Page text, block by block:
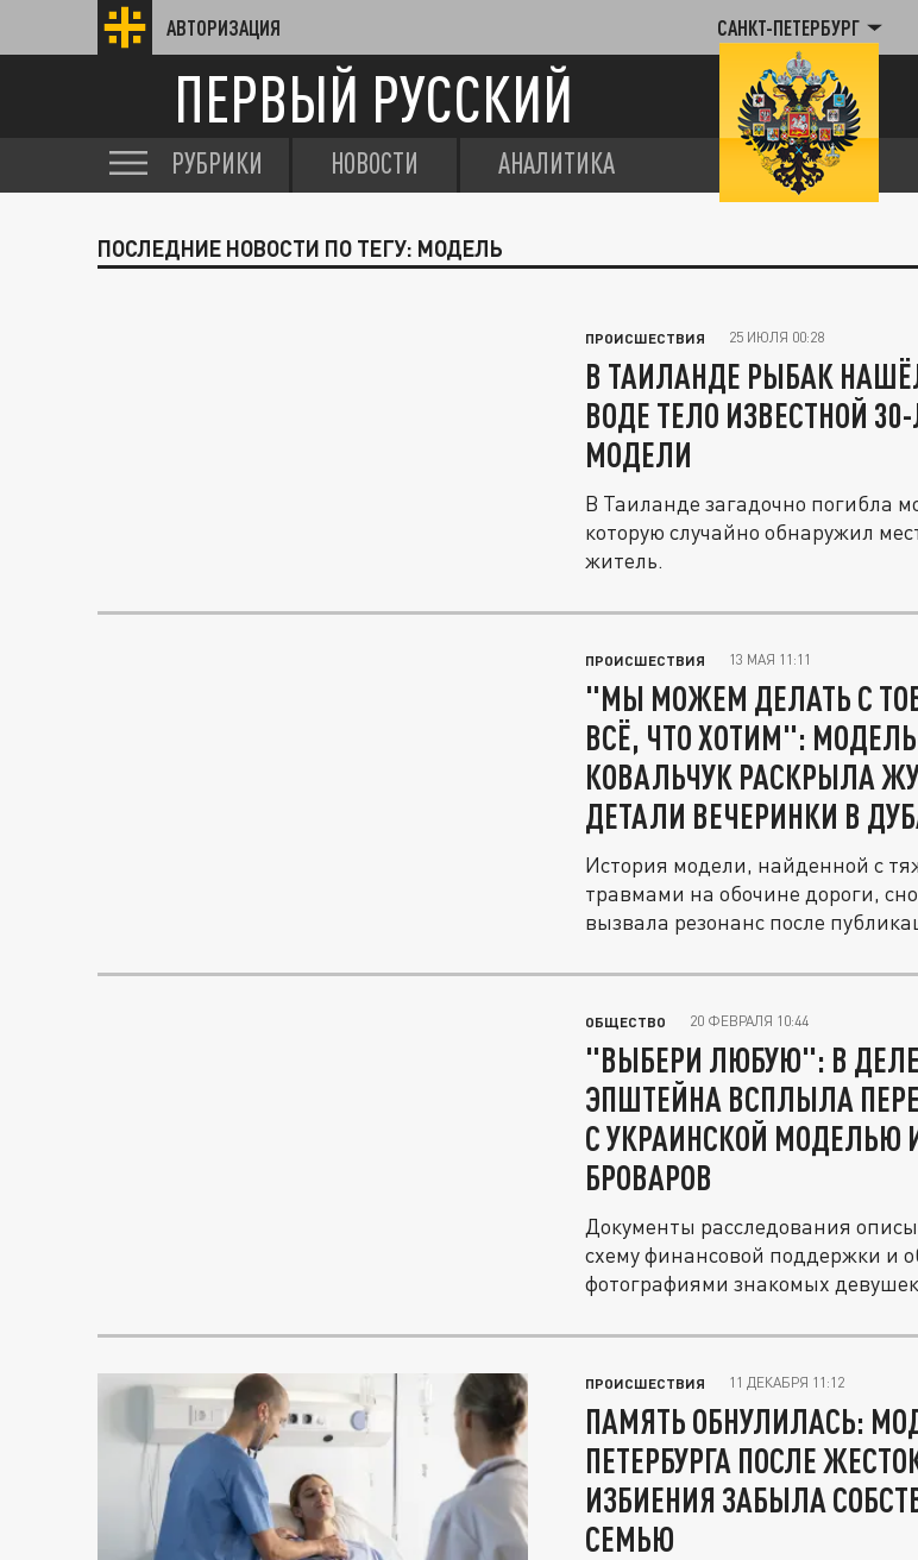
АВТОРИЗАЦИЯ САНКТ-ПЕТЕРБУРГ
ПЕРВЫЙ РУССКИЙ
РУБРИКИ НОВОСТИ АНАЛИТИКА
ПОСЛЕДНИЕ НОВОСТИ ПО ТЕГУ: МОДЕЛЬ
ПРОИСШЕСТВИЯ 25 ИЮЛЯ 00:28
В ТАИЛАНДЕ РЫБАК
ВОДЕ ТЕЛО ИЗВЕСТНОЙ
МОДЕЛИ
В Таиланде загадочно погибла
которую случайно обнаружил
житель.
ПРОИСШЕСТВИЯ 13 МАЯ 11:11
"МЫ МОЖЕМ ДЕЛАТЬ С
ВСЁ, ЧТО ХОТИМ": МОДЕЛЬ
КОВАЛЬЧУК РАСКРЫЛА
ДЕТАЛИ ВЕЧЕРИНКИ В
История модели, найденной с
травмами на обочине дороги,
вызвала резонанс после
ОБЩЕСТВО 20 ФЕВРАЛЯ 10:44
"ВЫБЕРИ ЛЮБУЮ": В ДЕЛЕ
ЭПШТЕЙНА ВСПЛЫЛА
С УКРАИНСКОЙ МОДЕЛЬЮ
БРОВАРОВ
Документы расследования
схему финансовой поддержки и
фотографиями знакомых
ПРОИСШЕСТВИЯ 11 ДЕКАБРЯ 11:12
ПАМЯТЬ ОБНУЛИЛАСЬ:
ПЕТЕРБУРГА ПОСЛЕ
ИЗБИЕНИЯ ЗАБЫЛА
СЕМЬЮ